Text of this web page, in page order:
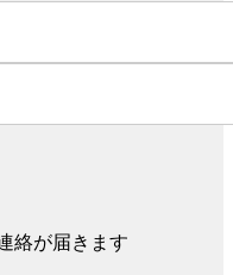
絡が届きます